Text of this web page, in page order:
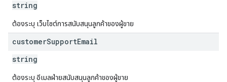
string
ต้องระบุ เว็บไซต์การสนับสนุนลูกค้าของผู้ขาย
customerSupportEmail
string
ต้องระบุ อีเมลฝ่ายสนับสนุนลูกค้าของผู้ขาย